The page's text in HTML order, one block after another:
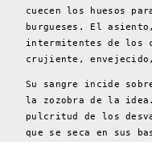
cuecen los huesos
burgueses. El
intermitentes de los
crujiente,
Su sangre incide
la zozobra de la
pulcritud de los
que se seca en sus